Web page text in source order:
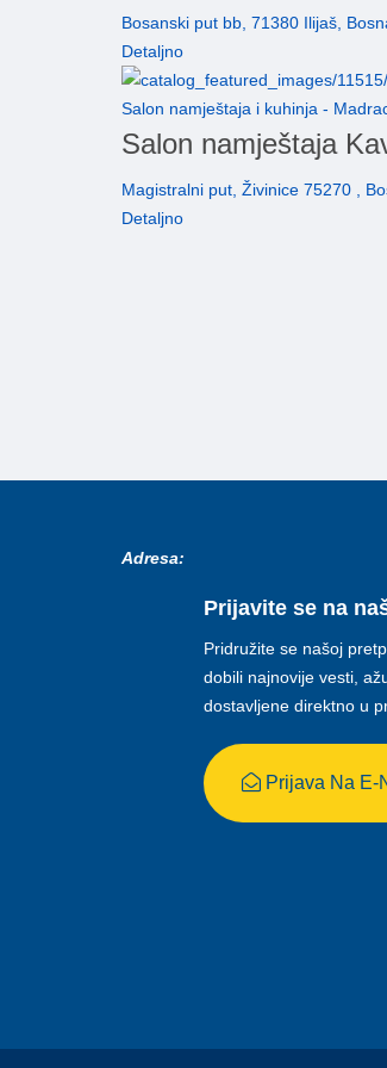
Bosanski put bb, 71380 Ilijaš,
Detaljno
Salon namještaja i kuhinja -
Salon namještaja
Magistralni put, Živinice 75270 ,
Detaljno
Adresa:
Prijavite se na
Pridružite se našoj
dobili najnovije vesti,
dostavljene direktno u
Prijava Na E-